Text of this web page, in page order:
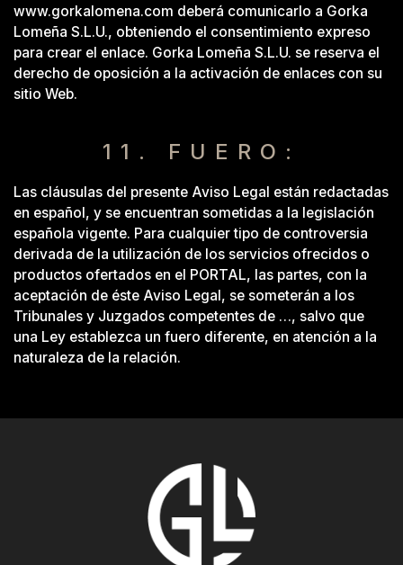
www.gorkalomena.com deberá comunicarlo a Gorka
Lomeña S.L.U., obteniendo el consentimiento expreso
para crear el enlace. Gorka Lomeña S.L.U. se reserva el
derecho de oposición a la activación de enlaces con su
sitio Web.
11. FUERO:
Las cláusulas del presente Aviso Legal están redactadas
en español, y se encuentran sometidas a la legislación
española vigente. Para cualquier tipo de controversia
derivada de la utilización de los servicios ofrecidos o
productos ofertados en el PORTAL, las partes, con la
aceptación de éste Aviso Legal, se someterán a los
Tribunales y Juzgados competentes de …, salvo que
una Ley establezca un fuero diferente, en atención a la
naturaleza de la relación.